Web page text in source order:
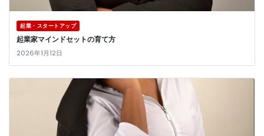
起業・スタートアップ
起業家マインドセットの育て方
2026年1月12日